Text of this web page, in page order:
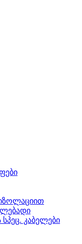
კაბელები